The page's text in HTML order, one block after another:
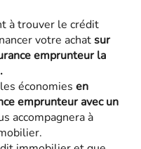
à trouver le crédit
votre achatsur
emprunteur la
économies en
emprunteur avec un
accompagnera à